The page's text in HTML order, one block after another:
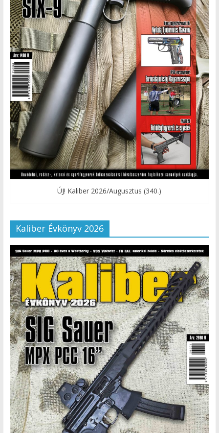
ÚJ! Kaliber 2026/Augusztus (340.)
Kaliber Évkönyv 2026